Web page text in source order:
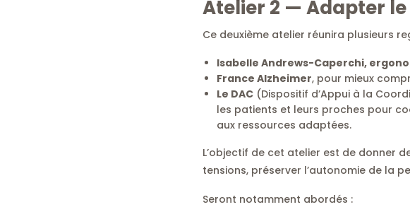
Atelier 2 — Adapter
Ce deuxième atelier réunira plusieurs
Isabelle Andrews-Caperchi,
France Alzheimer, pour mieux
Le DAC (Dispositif d’Appui à la
les patients et leurs proches pour
aux ressources adaptées.
L’objectif de cet atelier est de donner
tensions, préserver l’autonomie de la
Seront notamment abordés :